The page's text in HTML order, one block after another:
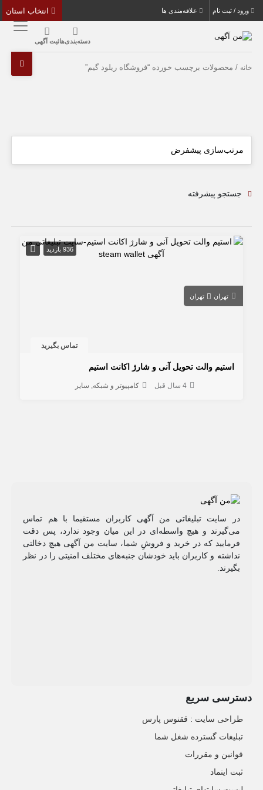
ورود / ثبت نام علاقه‌مندی ها
دسته‌بندی‌هاثبت آگهی
خانه / محصولات برچسب خورده “فروشگاه ریلود گیم”
جستجو پیشرفته
936 بازدید
تهران تهران
تماس بگیرید
استیم والت تحویل آنی و شارژ اکانت استیم
4 سال قبل کامپیوتر و شبکه سایر
در سایت تبلیغاتی من آگهی کاربران مستقیما با هم تماس
می‌گیرند و هیچ واسطه‌ای در این میان وجود ندارد، پس دقت
فرمایید که در خرید و فروشِ شما، سایت من آگهی هیچ دخالتی
نداشته و کاربران باید خودشان جنبه‌های مختلف امنیتی را در نظر
بگیرند.
دسترسی سریع
طراحی سایت :‌ ققنوس پارس
تبلیغات گسترده شغل شما
قوانین و مقررات
ثبت اینماد